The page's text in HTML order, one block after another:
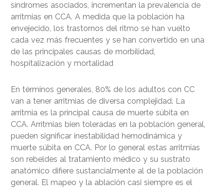
síndromes asociados, incrementan la prevalencia de
arritmias en CCA. A medida que la población ha
envejecido, los trastornos del ritmo se han vuelto
cada vez más frecuentes y se han convertido en una
de las principales causas de morbilidad,
hospitalización y mortalidad
En términos generales, 80% de los adultos con CC
van a tener arritmias de diversa complejidad. La
arritmia es la principal causa de muerte súbita en
CCA. Arritmias bien toleradas en la población general,
pueden significar inestabilidad hemodinámica y
muerte súbita en CCA. Por lo general estas arritmias
son rebeldes al tratamiento médico y su sustrato
anatómico difiere sustancialmente al de la población
general. El mapeo y la ablación casi siempre es el